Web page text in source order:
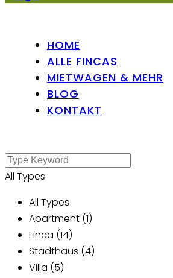
HOME
ALLE FINCAS
MIETWAGEN & MEHR
BLOG
KONTAKT
All Types
All Types
Apartment (1)
Finca (14)
Stadthaus (4)
Villa (5)